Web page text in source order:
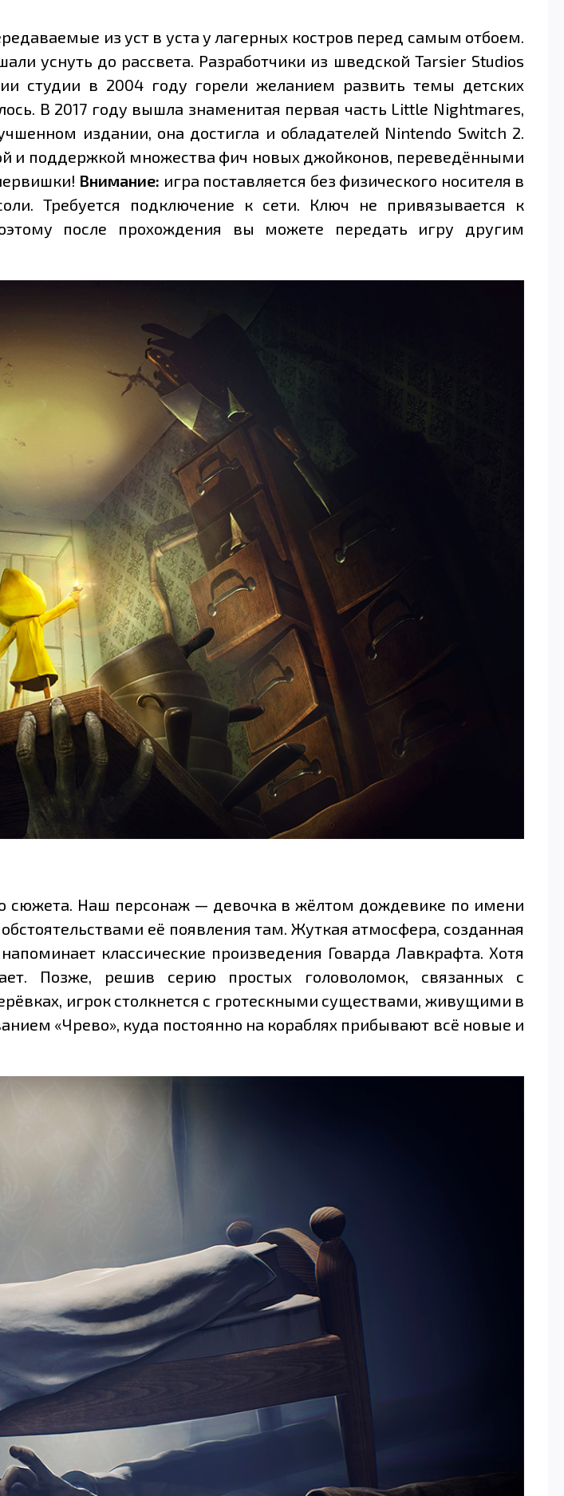
из уст в уста у лагерных костров перед самым отбоем.
уснуть до рассвета. Разработчики из шведской Tarsier Studios
студии в 2004 году горели желанием развить темы детских
В 2017 году вышла знаменитая первая часть Little Nightmares,
издании, она достигла и обладателей Nintendo Switch 2.
и поддержкой множества фич новых джойконов, переведёнными
Внимание: игра поставляется без физического носителя в
Требуется подключение к сети. Ключ не привязывается к
после прохождения вы можете передать игру другим
сюжета. Наш персонаж — девочка в жёлтом дождевике по имени
её появления там. Жуткая атмосфера, созданная
классические произведения Говарда Лавкрафта. Хотя
Позже, решив серию простых головоломок, связанных с
игрок столкнется с гротескными существами, живущими в
«Чрево», куда постоянно на кораблях прибывают всё новые и